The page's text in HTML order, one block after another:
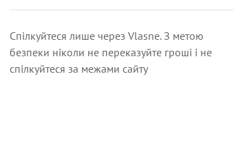
Спілкуйтеся лише через Vlasne. З метою
безпеки ніколи не переказуйте гроші і не
спілкуйтеся за межами сайту